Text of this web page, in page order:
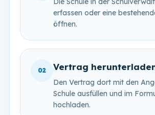
erfassen oder eine
öffnen.
02 Vertrag
Den Vertrag dort mit den
Schule ausfüllen und im
hochladen.